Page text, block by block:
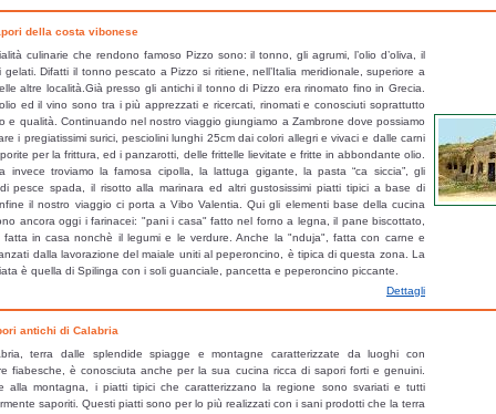
presenti sono il “porcino” (Boletus Edulis) ed il “rosito” (Agarico
prodotti tipici calabresi, o comunque, se pur non tipici, coltivati e prodotti in
condizioni climatiche che hanno livelli di qualità riconosciuti a livello
il caso del peperoncino che fa parte integrante della cultura alimentare
denominata il “caviale dei poveri”, ottenuta miscelando insieme il
e le Alici neonate pescate in Calabria. Vi è, ancora, il pomodoro di Belmonte,
e mangiato per lo più fresco. Non si può non citare la Patata silana,
silano e commercializzata in Italia e all’estero.
della costa vibonese
culinarie che rendono famoso Pizzo sono: il tonno, gli agrumi, l’olio d’oliva, il
gelati. Difatti il tonno pescato a Pizzo si ritiene, nell’Italia meridionale, superiore a
altre località.Già presso gli antichi il tonno di Pizzo era rinomato fino in Grecia.
ed il vino sono tra i più apprezzati e ricercati, rinomati e conosciuti soprattutto
e qualità. Continuando nel nostro viaggio giungiamo a Zambrone dove possiamo
i pregiatissimi surici, pesciolini lunghi 25cm dai colori allegri e vivaci e dalle carni
per la frittura, ed i panzarotti, delle frittelle lievitate e fritte in abbondante olio.
invece troviamo la famosa cipolla, la lattuga gigante, la pasta “ca siccia”, gli
pesce spada, il risotto alla marinara ed altri gustosissimi piatti tipici a base di
il nostro viaggio ci porta a Vibo Valentia. Qui gli elementi base della cucina
ancora oggi i farinacei: "pani i casa" fatto nel forno a legna, il pane biscottato,
fatta in casa nonchè il legumi e le verdure. Anche la "nduja", fatta con carne e
dalla lavorazione del maiale uniti al peperoncino, è tipica di questa zona. La
è quella di Spilinga con i soli guanciale, pancetta e peperoncino piccante.
Dettagli
antichi di Calabria
terra dalle splendide spiagge e montagne caratterizzate da luoghi con
fiabesche, è conosciuta anche per la sua cucina ricca di sapori forti e genuini.
alla montagna, i piatti tipici che caratterizzano la regione sono svariati e tutti
saporiti. Questi piatti sono per lo più realizzati con i sani prodotti che la terra